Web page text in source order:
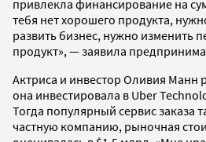
привлекла финансирование на
тебя нет хорошего продукта,
развить бизнес, нужно изменить
продукт», — заявила
Актриса и инвестор Оливия Манн
она инвестировала в Uber
Тогда популярный сервис заказа
частную компанию, рыночная